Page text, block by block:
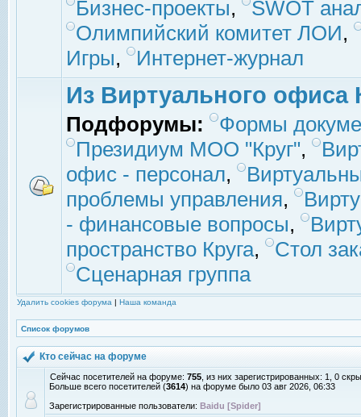
Бизнес-проекты,
SWOT
Олимпийский комитет ЛОИ,
Игры, Интернет-журнал
Из Виртуального офиса
Подфорумы:
Формы
Президиум МОО "Круг",
офис - персонал,
проблемы управления,
- финансовые вопросы,
пространство Круга,
Стол
Сценарная группа
Удалить cookies форума | Наша команда
Список форумов
Кто сейчас на форуме
Сейчас посетителей на форуме: 755 , из них зарегистрированных: 1, 0
Больше всего посетителей (3614) на форуме было 03 авг 2026, 06:33
Зарегистрированные пользователи: Baidu [Spider]